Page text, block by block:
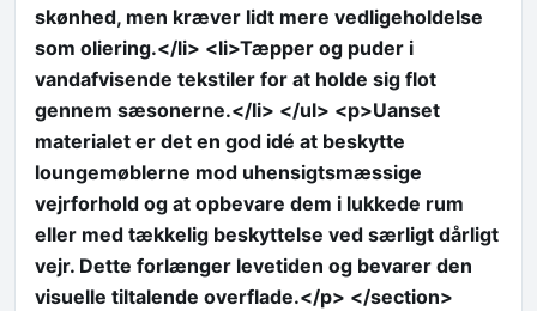
skønhed, men kræver lidt mere vedligeholdelse
som oliering.</li> <li>Tæpper og puder i
vandafvisende tekstiler for at holde sig flot
gennem sæsonerne.</li> </ul> <p>Uanset
materialet er det en god idé at beskytte
loungemøblerne mod uhensigtsmæssige
vejrforhold og at opbevare dem i lukkede rum
eller med tækkelig beskyttelse ved særligt dårligt
vejr. Dette forlænger levetiden og bevarer den
visuelle tiltalende overflade.</p> </section>